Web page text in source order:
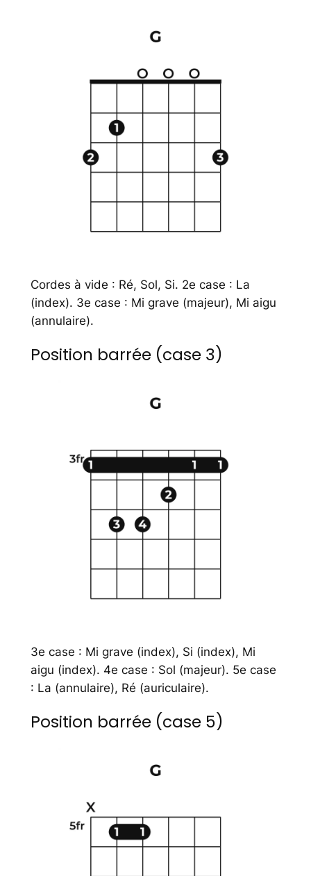
Cordes à vide : Ré, Sol, Si. 2e case : La
(index). 3e case : Mi grave (majeur), Mi aigu
(annulaire).
Position barrée (case 3)
3e case : Mi grave (index), Si (index), Mi
aigu (index). 4e case : Sol (majeur). 5e case
: La (annulaire), Ré (auriculaire).
Position barrée (case 5)